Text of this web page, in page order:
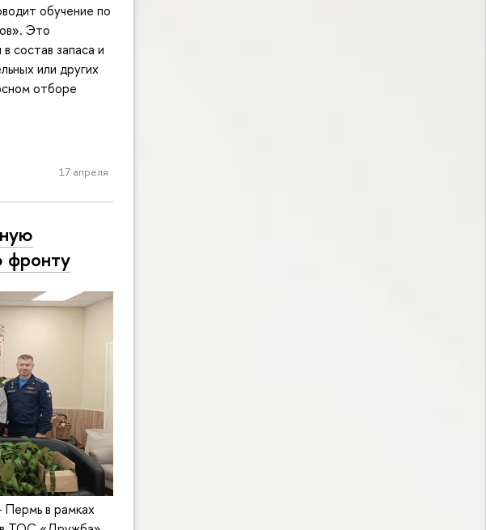
обучение по
Это
состав запаса и
или других
отборе
17 апреля
фронту
в рамках